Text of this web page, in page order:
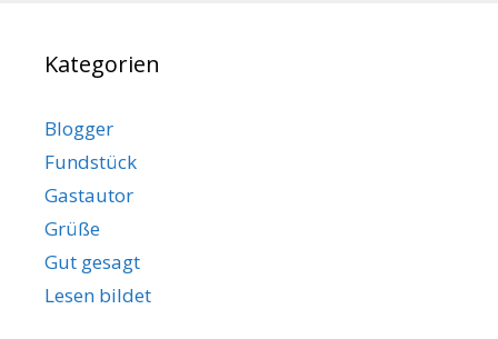
Kategorien
Blogger
Fundstück
Gastautor
Grüße
Gut gesagt
Lesen bildet